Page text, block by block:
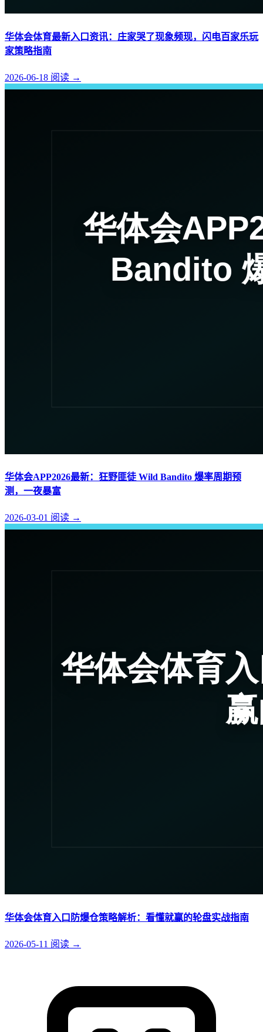
华体会体育最新入口资讯：庄家哭了现象频现，闪电百家乐玩
家策略指南
2026-06-18 阅读 →
华体会APP2026最新：狂野匪徒 Wild Bandito 爆率周期预
测，一夜暴富
2026-03-01 阅读 →
华体会体育入口防爆仓策略解析：看懂就赢的轮盘实战指南
2026-05-11 阅读 →